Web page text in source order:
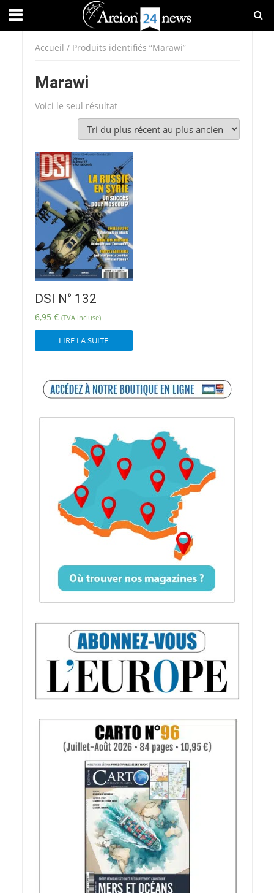
Accueil / Produits identifiés “Marawi”
Marawi
Voici le seul résultat
DSI N° 132
6,95 € (TVA incluse)
LIRE LA SUITE